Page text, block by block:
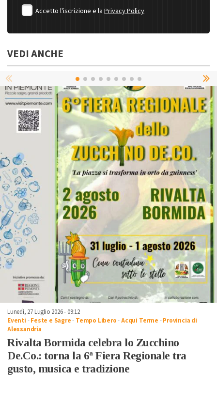
Accetto l'iscrizione e la Privacy Policy
VEDI ANCHE
Lunedì, 27 Luglio 2026 - 09:12
Eventi -Feste e Sagre- Tempo Libero-Acqui Terme -Provincia di
Alessandria
Rivalta Bormida celebra lo Zucchino
De.Co.: torna la 6ª Fiera Regionale tra
gusto, musica e tradizione